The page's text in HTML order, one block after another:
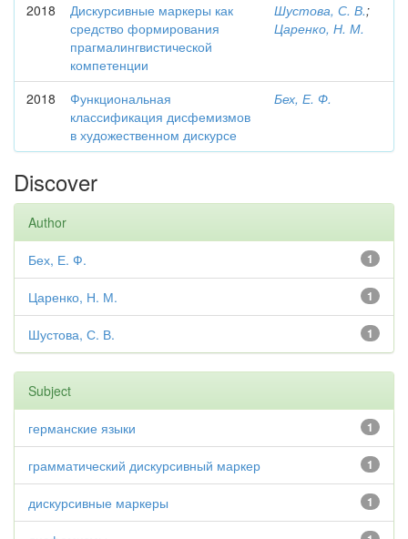
2018
Дискурсивные маркеры как
средство формирования
прагмалингвистической
компетенции
Шустова, С. В.;
Царенко, Н. М.
2018
Функциональная
классификация дисфемизмов
в художественном дискурсе
Бех, Е. Ф.
Discover
Author
1
Бех, Е. Ф.
1
Царенко, Н. М.
1
Шустова, С. В.
Subject
1
германские языки
1
грамматический дискурсивный маркер
1
дискурсивные маркеры